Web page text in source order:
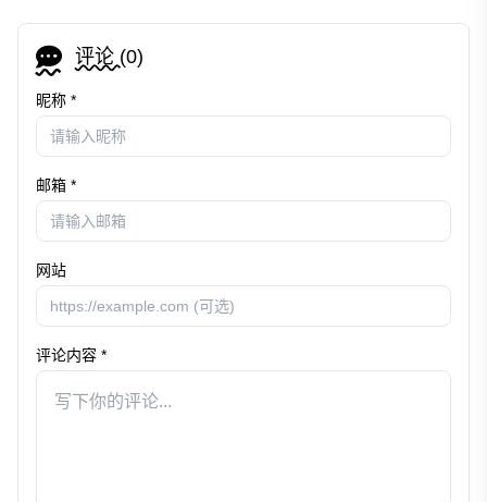
评论 (0)
昵称 *
邮箱 *
网站
评论内容 *